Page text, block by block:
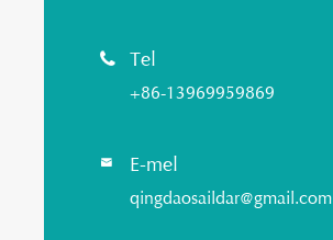
 Tel
+86-13969959869
 E-mel
qingdaosaildar@gmail.com